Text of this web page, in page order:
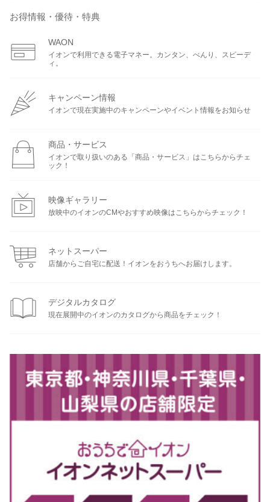
お得情報・優待・特典
WAON
イオンで利用できる電子マネー。カンタン、べんり、スピーデ
ィ。
キャンペーン情報
イオンで現在実施中のキャンペーンやイベント情報をお知らせ
商品・サービス
イオンで取り扱いのある「商品・サービス」はこちらからチェ
ック！
映像ギャラリー
放映中のイオンのCMやおすすめ映像はこちらからチェック！
ネットスーパー
店舗からご自宅に配送！イオンをおうちへお届けします。
デジタルカタログ
現在展開中のイオンのカタログから商品をチェック！